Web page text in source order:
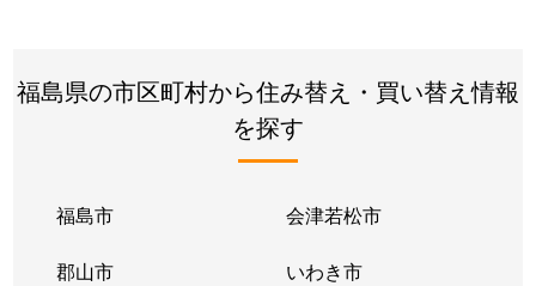
福島県の市区町村から住み替え・買い替え情報
を探す
福島市 会津若松市
郡山市 いわき市